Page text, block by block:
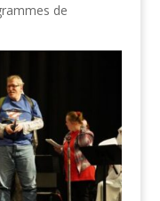
de